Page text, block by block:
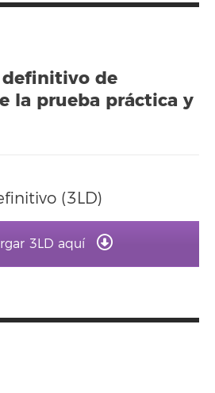
definitivo de
la prueba práctica y
(3LD)
3LD aquí